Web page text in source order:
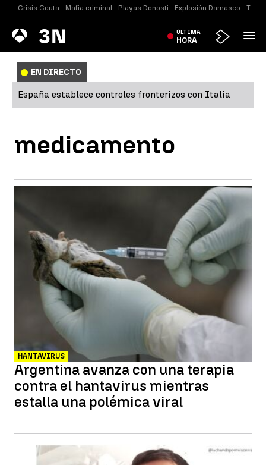
Crisis Ceuta Mafia criminal Playas Donosti Explosión Damasco
Antena
3 Noticias ÚLTIMA
HORA
EN DIRECTO
España establece controles fronterizos con Italia
medicamento
HANTAVIRUS
Argentina avanza con una terapia
contra el hantavirus mientras
estalla una polémica viral